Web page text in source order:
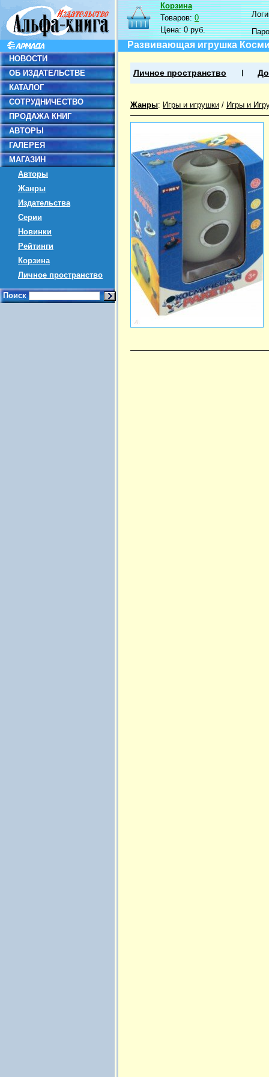
НОВОСТИ
ОБ ИЗДАТЕЛЬСТВЕ
КАТАЛОГ
СОТРУДНИЧЕСТВО
ПРОДАЖА КНИГ
АВТОРЫ
ГАЛЕРЕЯ
МАГАЗИН
Авторы
Жанры
Издательства
Серии
Новинки
Рейтинги
Корзина
Личное пространство
Поиск
Корзина
Товаров:0
Цена:0 руб.
Развивающая игрушка
Личное пространство
Жанры: Игры и игрушки / Игры и